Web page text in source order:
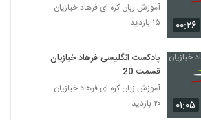
۰۰:۲۶
آموزش زبان کره ای فرهاد خبازیان
۱۵ بازدید
۰۱:۰۵
پادکست انگلیسی فرهاد خبازیان
قسمت 20
آموزش زبان کره ای فرهاد خبازیان
۲۰ بازدید